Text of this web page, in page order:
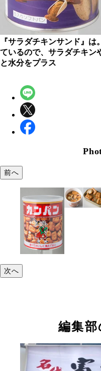
『サラダチキンサンド』
ているので、サラダチキン
と水分をプラス
前へ
次へ
編集部